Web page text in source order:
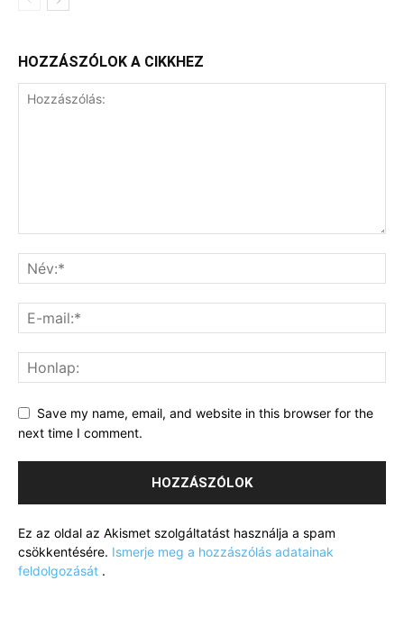
HOZZÁSZÓLOK A CIKKHEZ
Save my name, email, and website in this browser for the
next time I comment.
Ez az oldal az Akismet szolgáltatást használja a spam
csökkentésére. Ismerje meg a hozzászólás adatainak
feldolgozását .